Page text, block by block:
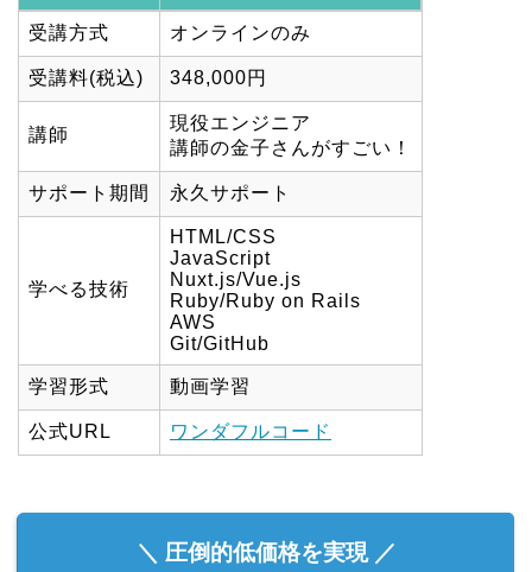
項目
詳細
受講方式 オンラインのみ
受講料(税込) 348,000円
講師
現役エンジニア
講師の金子さんがすごい！
サポート期間 永久サポート
学べる技術
HTML/CSS
JavaScript
Nuxt.js/Vue.js
Ruby/Ruby on Rails
AWS
Git/GitHub
学習形式 動画学習
公式URL ワンダフルコード
＼ 圧倒的低価格を実現 ／